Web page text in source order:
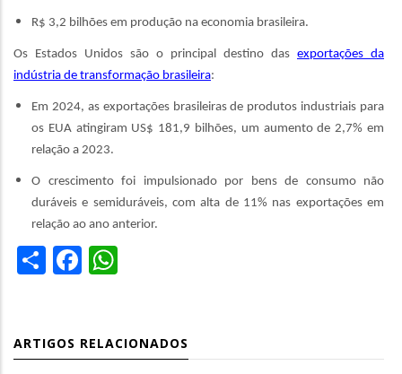
R$ 3,2 bilhões em produção na economia brasileira.
Os Estados Unidos são o principal destino das exportações da
indústria de transformação brasileira:
Em 2024, as exportações brasileiras de produtos industriais para
os EUA atingiram US$ 181,9 bilhões, um aumento de 2,7% em
relação a 2023.
O crescimento foi impulsionado por bens de consumo não
duráveis e semiduráveis, com alta de 11% nas exportações em
relação ao ano anterior.
ShareFacebook
ARTIGOS RELACIONADOS